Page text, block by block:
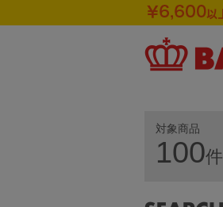
対象商品
100件